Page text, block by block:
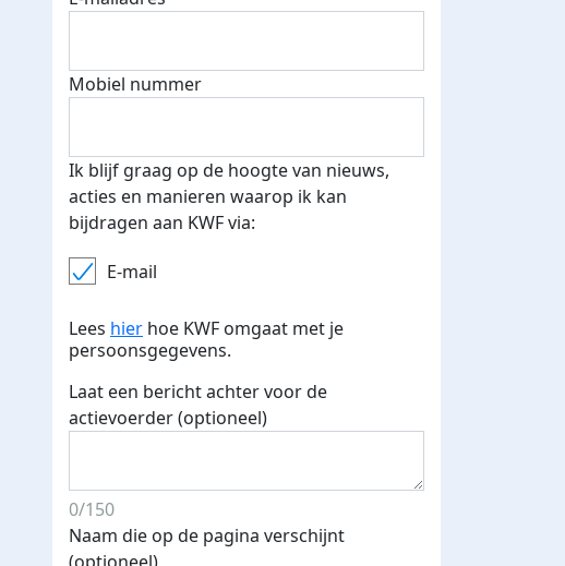
E-mails verstuurd
€500 euro opgehaald: t-shirt
Mobiel nummer
Ik blijf graag op de hoogte van nieuws,
acties en manieren waarop ik kan
bijdragen aan KWF via:
E-mail
Lees hier hoe KWF omgaat met je
persoonsgegevens.
Laat een bericht achter voor de
actievoerder (optioneel)
0/150
Naam die op de pagina verschijnt